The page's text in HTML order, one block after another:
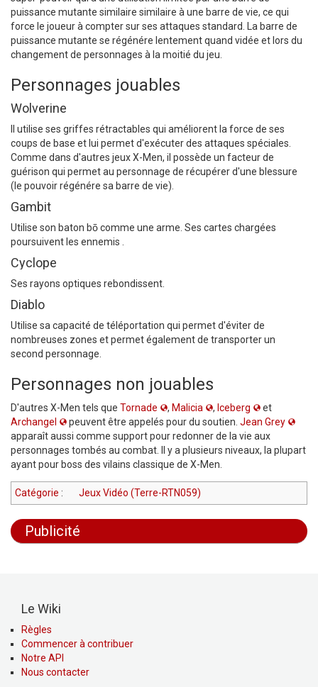
puissance mutante similaire similaire à une barre de vie, ce qui
force le joueur à compter sur ses attaques standard. La barre de
puissance mutante se régénére lentement quand vidée et lors du
changement de personnages à la moitié du jeu.
Personnages jouables
Wolverine
Il utilise ses griffes rétractables qui améliorent la force de ses
coups de base et lui permet d'exécuter des attaques spéciales.
Comme dans d'autres jeux X-Men, il possède un facteur de
guérison qui permet au personnage de récupérer d'une blessure
(le pouvoir régénére sa barre de vie).
Gambit
Utilise son baton bō comme une arme. Ses cartes chargées
poursuivent les ennemis .
Cyclope
Ses rayons optiques rebondissent.
Diablo
Utilise sa capacité de téléportation qui permet d'éviter de
nombreuses zones et permet également de transporter un
second personnage.
Personnages non jouables
D'autres X-Men tels que Tornade , Malicia , Iceberg
et
Archangel
peuvent être appelés pour du soutien. Jean Grey
apparaît aussi comme support pour redonner de la vie aux
personnages tombés au combat. Il y a plusieurs niveaux, la plupart
ayant pour boss des vilains classique de X-Men.
Catégorie : Jeux Vidéo (Terre-RTN059)
Publicité
Le Wiki
Règles
Commencer à contribuer
Notre API
Nous contacter